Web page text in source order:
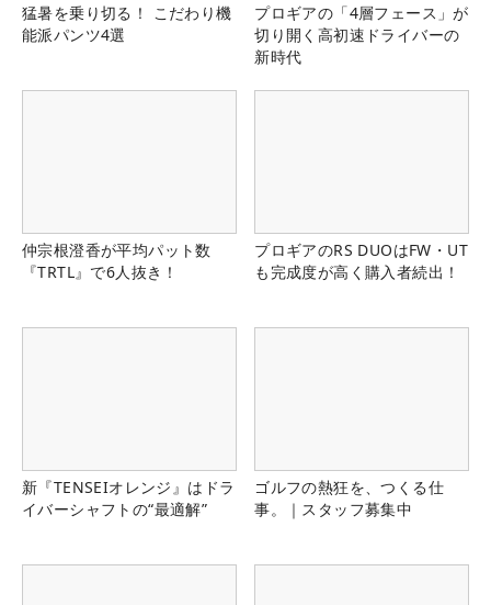
猛暑を乗り切る！ こだわり機
能派パンツ4選
プロギアの「4層フェース」が
切り開く高初速ドライバーの
新時代
仲宗根澄香が平均パット数
『TRTL』で6人抜き！
プロギアのRS DUOはFW・UT
も完成度が高く購入者続出！
新『TENSEIオレンジ』はドラ
イバーシャフトの“最適解”
ゴルフの熱狂を、つくる仕
事。｜スタッフ募集中